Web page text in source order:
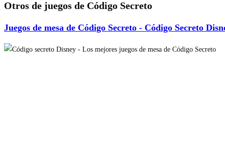
Otros de juegos de Código Secreto
Juegos de mesa de Código Secreto - Código Secreto